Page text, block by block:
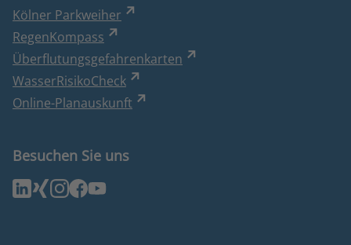
Kölner Parkweiher
RegenKompass
Überflutungsgefahrenkarten
WasserRisikoCheck
Online-Planauskunft
Besuchen Sie uns